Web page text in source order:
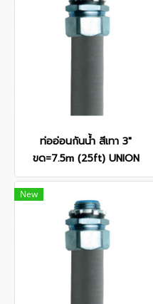
ท่ออ่อนกันน้ำ สีเทา 3"
ขด=7.5m (25ft) UNION
New